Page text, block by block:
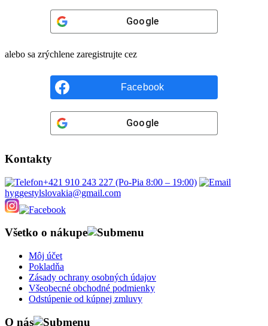
Google
alebo sa zrýchlene zaregistrujte cez
Facebook
Google
Kontakty
+421 910 243 227 (Po-Pia 8:00 – 19:00)
hyggestylslovakia@gmail.com
Všetko o nákupe
Môj účet
Pokladňa
Zásady ochrany osobných údajov
Všeobecné obchodné podmienky
Odstúpenie od kúpnej zmluvy
O nás